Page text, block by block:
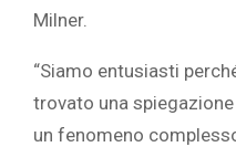
Milner.
“Siamo entusiasti
trovato una
un fenomeno